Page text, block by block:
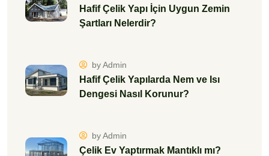
Hafif Çelik Yapı İçin Uygun Zemin
Şartları Nelerdir?
by Admin
Hafif Çelik Yapılarda Nem ve Isı
Dengesi Nasıl Korunur?
by Admin
Çelik Ev Yaptırmak Mantıklı mı?